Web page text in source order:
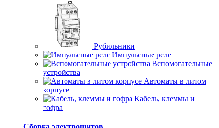
Рубильники
Импульсные реле
Вспомогательные
устройства
Автоматы в литом
корпусе
Кабель, клеммы и
гофра
Сборка электрощитов